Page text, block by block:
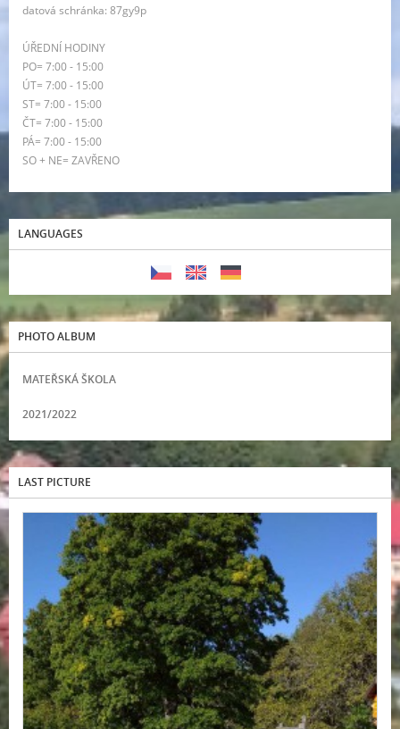
datová schránka: 87gy9p
ÚŘEDNÍ HODINY
PO= 7:00 - 15:00
ÚT= 7:00 - 15:00
ST= 7:00 - 15:00
ČT= 7:00 - 15:00
PÁ= 7:00 - 15:00
SO + NE= ZAVŘENO
LANGUAGES
PHOTO ALBUM
MATEŘSKÁ ŠKOLA
2021/2022
LAST PICTURE